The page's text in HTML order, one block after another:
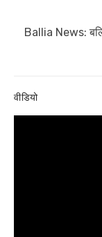
Next
Ballia News:
वीडियो